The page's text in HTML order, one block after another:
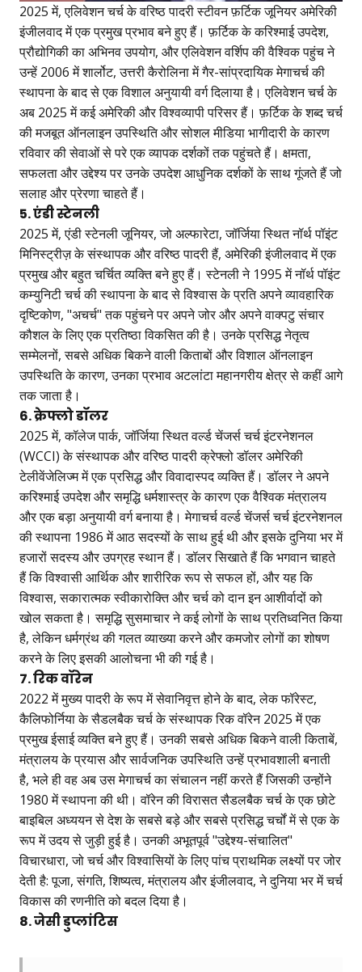
2025 में, एलिवेशन चर्च के वरिष्ठ पादरी स्टीवन फ़र्टिक जूनियर अमेरिकी
इंजीलवाद में एक प्रमुख प्रभाव बने हुए हैं। फ़र्टिक के करिश्माई उपदेश,
प्रौद्योगिकी का अभिनव उपयोग, और एलिवेशन वर्शिप की वैश्विक पहुंच ने
उन्हें 2006 में शार्लोट, उत्तरी कैरोलिना में गैर-सांप्रदायिक मेगाचर्च की
स्थापना के बाद से एक विशाल अनुयायी वर्ग दिलाया है। एलिवेशन चर्च के
अब 2025 में कई अमेरिकी और विश्वव्यापी परिसर हैं। फ़र्टिक के शब्द चर्च
की मजबूत ऑनलाइन उपस्थिति और सोशल मीडिया भागीदारी के कारण
रविवार की सेवाओं से परे एक व्यापक दर्शकों तक पहुंचते हैं। क्षमता,
सफलता और उद्देश्य पर उनके उपदेश आधुनिक दर्शकों के साथ गूंजते हैं जो
सलाह और प्रेरणा चाहते हैं।
5. एंडी स्टेनली
2025 में, एंडी स्टेनली जूनियर, जो अल्फारेटा, जॉर्जिया स्थित नॉर्थ पॉइंट
मिनिस्ट्रीज़ के संस्थापक और वरिष्ठ पादरी हैं, अमेरिकी इंजीलवाद में एक
प्रमुख और बहुत चर्चित व्यक्ति बने हुए हैं। स्टेनली ने 1995 में नॉर्थ पॉइंट
कम्युनिटी चर्च की स्थापना के बाद से विश्वास के प्रति अपने व्यावहारिक
दृष्टिकोण, "अचर्च" तक पहुंचने पर अपने जोर और अपने वाक्पटु संचार
कौशल के लिए एक प्रतिष्ठा विकसित की है। उनके प्रसिद्ध नेतृत्व
सम्मेलनों, सबसे अधिक बिकने वाली किताबों और विशाल ऑनलाइन
उपस्थिति के कारण, उनका प्रभाव अटलांटा महानगरीय क्षेत्र से कहीं आगे
तक जाता है।
6. क्रेफ्लो डॉलर
2025 में, कॉलेज पार्क, जॉर्जिया स्थित वर्ल्ड चेंजर्स चर्च इंटरनेशनल
(WCCI) के संस्थापक और वरिष्ठ पादरी क्रेफ्लो डॉलर अमेरिकी
टेलीवेंजेलिज्म में एक प्रसिद्ध और विवादास्पद व्यक्ति हैं। डॉलर ने अपने
करिश्माई उपदेश और समृद्धि धर्मशास्त्र के कारण एक वैश्विक मंत्रालय
और एक बड़ा अनुयायी वर्ग बनाया है। मेगाचर्च वर्ल्ड चेंजर्स चर्च इंटरनेशनल
की स्थापना 1986 में आठ सदस्यों के साथ हुई थी और इसके दुनिया भर में
हजारों सदस्य और उपग्रह स्थान हैं। डॉलर सिखाते हैं कि भगवान चाहते
हैं कि विश्वासी आर्थिक और शारीरिक रूप से सफल हों, और यह कि
विश्वास, सकारात्मक स्वीकारोक्ति और चर्च को दान इन आशीर्वादों को
खोल सकता है। समृद्धि सुसमाचार ने कई लोगों के साथ प्रतिध्वनित किया
है, लेकिन धर्मग्रंथ की गलत व्याख्या करने और कमजोर लोगों का शोषण
करने के लिए इसकी आलोचना भी की गई है।
7. रिक वॉरेन
2022 में मुख्य पादरी के रूप में सेवानिवृत्त होने के बाद, लेक फॉरेस्ट,
कैलिफोर्निया के सैडलबैक चर्च के संस्थापक रिक वॉरेन 2025 में एक
प्रमुख ईसाई व्यक्ति बने हुए हैं। उनकी सबसे अधिक बिकने वाली किताबें,
मंत्रालय के प्रयास और सार्वजनिक उपस्थिति उन्हें प्रभावशाली बनाती
है, भले ही वह अब उस मेगाचर्च का संचालन नहीं करते हैं जिसकी उन्होंने
1980 में स्थापना की थी। वॉरेन की विरासत सैडलबैक चर्च के एक छोटे
बाइबिल अध्ययन से देश के सबसे बड़े और सबसे प्रसिद्ध चर्चों में से एक के
रूप में उदय से जुड़ी हुई है। उनकी अभूतपूर्व "उद्देश्य-संचालित"
विचारधारा, जो चर्च और विश्वासियों के लिए पांच प्राथमिक लक्ष्यों पर जोर
देती है: पूजा, संगति, शिष्यत्व, मंत्रालय और इंजीलवाद, ने दुनिया भर में चर्च
विकास की रणनीति को बदल दिया है।
8. जेसी डुप्लांटिस